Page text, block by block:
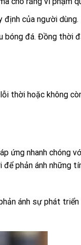
định của người dùng.
bóng đá. Đồng thời
thời hoặc không
ứng nhanh chóng
phản ánh những
ánh sự phát triển